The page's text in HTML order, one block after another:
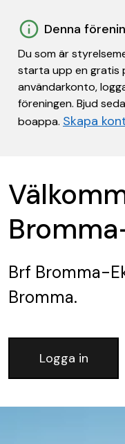
Denna
Du som är
starta upp en gratis
användarkonto,
föreningen. Bjud
boappa. Skapa
Brf Bromma-
Bromma.
Logga in